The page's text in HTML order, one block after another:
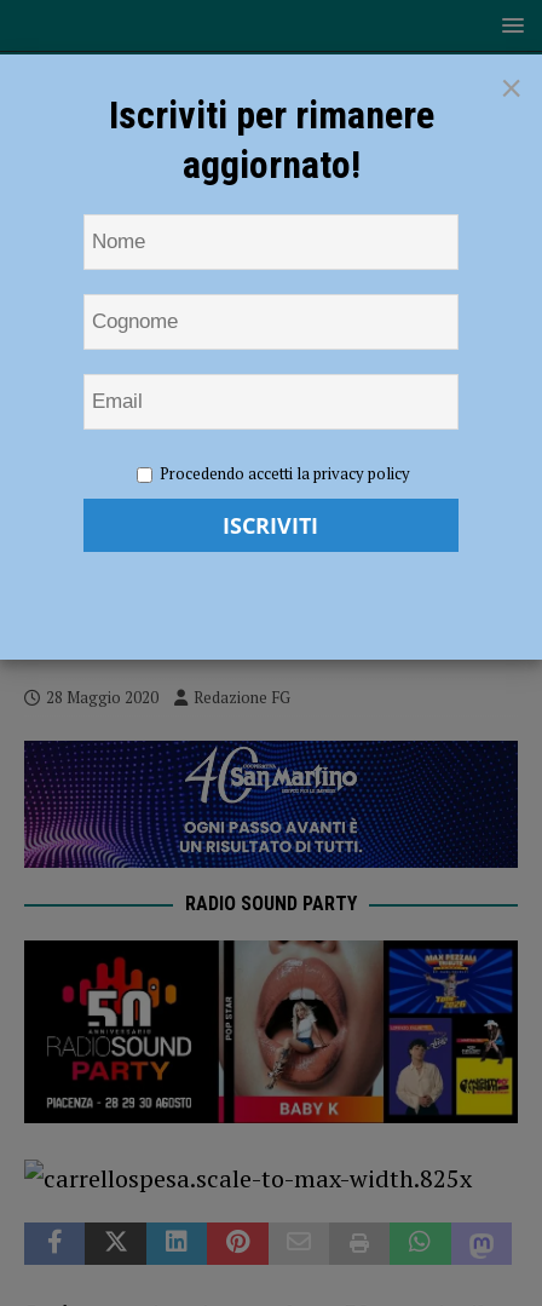
Comune, il servizio si avvia alla conclusione con la fine
dell’emergenza sanitaria
Pronto Spesa Comune, il servizio si avvia
28 Maggio 2020 Redazione FG
RADIO SOUND PARTY
×
Iscriviti per rimanere
aggiornato!
Procedendo accetti la privacy policy